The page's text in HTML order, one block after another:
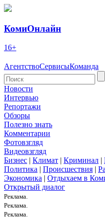
КомиОнлайн
16+
АгентствоСервисыКоманда
Новости
Интервью
Репортажи
Обзоры
Полезно знать
Комментарии
Фотовзгляд
Видеовзгляд
Бизнес | Климат | Криминал |
Политика | Происшествия |
Экономика | Отдыхаем в
Открытый диалог
Реклама.
Реклама.
Реклама.